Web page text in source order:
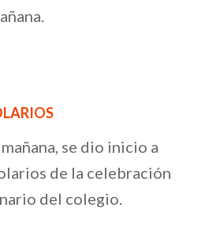
se dio inicio a
de la celebración
del colegio.